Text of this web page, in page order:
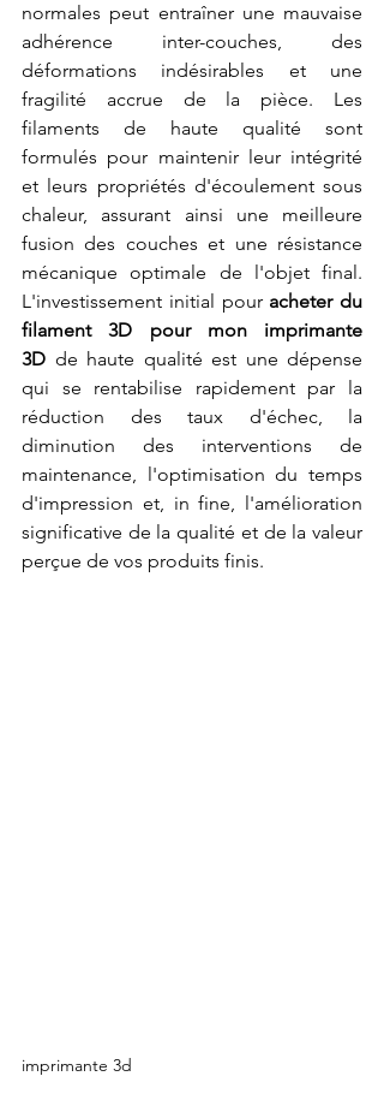
normales peut entraîner une mauvaise
adhérence inter-couches, des
déformations indésirables et une
fragilité accrue de la pièce. Les
filaments de haute qualité sont
formulés pour maintenir leur intégrité
et leurs propriétés d'écoulement sous
chaleur, assurant ainsi une meilleure
fusion des couches et une résistance
mécanique optimale de l'objet final.
L'investissement initial pour acheter du
filament 3D pour mon imprimante
3D de haute qualité est une dépense
qui se rentabilise rapidement par la
réduction des taux d'échec, la
diminution des interventions de
maintenance, l'optimisation du temps
d'impression et, in fine, l'amélioration
significative de la qualité et de la valeur
perçue de vos produits finis.
imprimante 3d